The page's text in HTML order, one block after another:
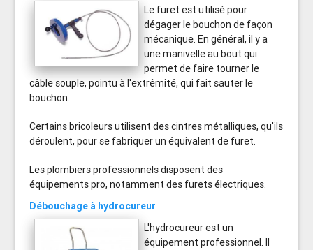
Le furet est utilisé pour
dégager le bouchon de façon
mécanique. En général, il y a
une manivelle au bout qui
permet de faire tourner le
câble souple, pointu à l'extrêmité, qui fait sauter le
bouchon.
Certains bricoleurs utilisent des cintres métalliques, qu'ils
déroulent, pour se fabriquer un équivalent de furet.
Les plombiers professionnels disposent des
équipements pro, notamment des furets électriques.
Débouchage à hydrocureur
L'hydrocureur est un
équipement professionnel. Il